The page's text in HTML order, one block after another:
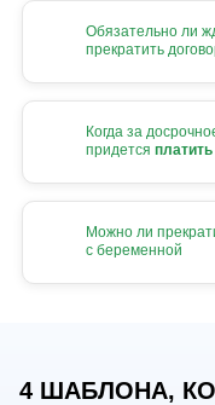
Обязательно ли
прекратить
Когда за
придется
Можно ли
с беременной
4 ШАБЛОНА,